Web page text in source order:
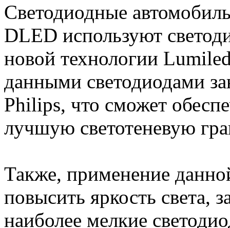
Светодиодные
DLED используют
новой технологии
данными светодиодами
Philips, что сможет
лучшую светотеневую
Также, применение
повысить яркость света,
наиболее мелкие